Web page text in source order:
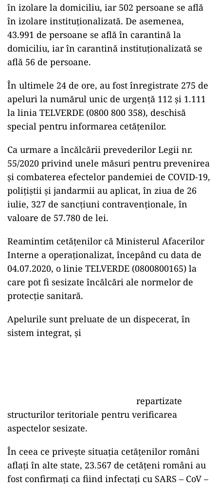
în izolare la domiciliu, iar 502 persoane se află
în izolare instituționalizată. De asemenea,
43.991 de persoane se află în carantină la
domiciliu, iar în carantină instituționalizată se
află 56 de persoane.
În ultimele 24 de ore, au fost înregistrate 275 de
apeluri la numărul unic de urgență 112 și 1.111
la linia TELVERDE (0800 800 358), deschisă
special pentru informarea cetățenilor.
Ca urmare a încălcării prevederilor Legii nr.
55/2020 privind unele măsuri pentru prevenirea
și combaterea efectelor pandemiei de COVID-19,
polițiștii și jandarmii au aplicat, în ziua de 26
iulie, 327 de sancțiuni contravenționale, în
valoare de 57.780 de lei.
Reamintim cetățenilor că Ministerul Afacerilor
Interne a operaționalizat, începând cu data de
04.07.2020, o linie TELVERDE (0800800165) la
care pot fi sesizate încălcări ale normelor de
protecție sanitară.
Apelurile sunt preluate de un dispecerat, în
sistem integrat, și
repartizate
structurilor teritoriale pentru verificarea
aspectelor sesizate.
În ceea ce privește situația cetățenilor români
aflați în alte state, 23.567 de cetățeni români au
fost confirmați ca fiind infectați cu SARS – CoV –